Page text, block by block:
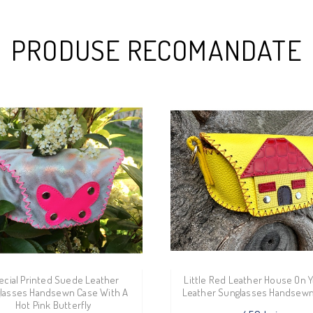
PRODUSE RECOMANDATE
Printed Suede Leather
Handsewn Case With A
Hot Pink Butterfly
Little Red Leather House On
Leather Sunglasses